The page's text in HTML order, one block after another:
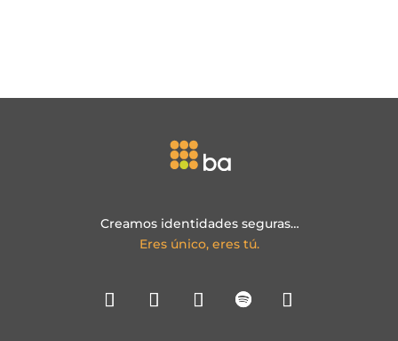
Oficinas CDMX
Lago Alberto 442, Torre A, Piso 1, Col. Anáhuac Ciudad